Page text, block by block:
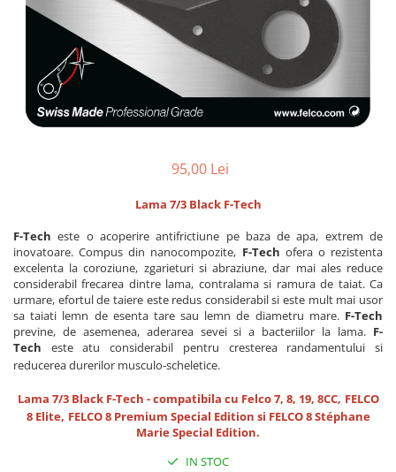
CUTITE PENTRU ALTOIT
CUTITE DE BUZUNAR
FOARFECE ELECTRICE SI ACCESORII
ACCESORII
CLESTI
95,00 Lei
Lama 7/3 Black F-Tech
F-Tech este o acoperire antifrictiune pe baza de apa, extrem de
inovatoare. Compus din nanocompozite, F-Tech ofera o rezistenta
excelenta la coroziune, zgarieturi si abraziune, dar mai ales reduce
considerabil frecarea dintre lama, contralama si ramura de taiat. Ca
urmare, efortul de taiere este redus considerabil si este mult mai usor
sa taiati lemn de esenta tare sau lemn de diametru mare. F-Tech
previne, de asemenea, aderarea sevei si a bacteriilor la lama. F-
Tech este atu considerabil pentru cresterea randamentului si
reducerea durerilor musculo-scheletice.
Lama 7/3 Black F-Tech - compatibila cu Felco 7, 8, 19, 8CC, FELCO
8 Elite, FELCO 8 Premium Special Edition si FELCO 8 Stéphane
Marie Special Edition.
IN STOC